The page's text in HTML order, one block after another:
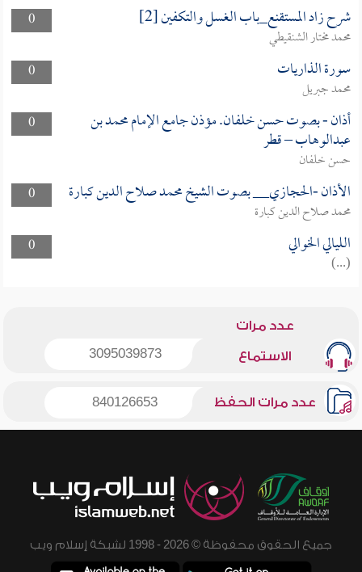
0
شرح زاد المستقنع_باب الغسل والتكفين [2]
محمد مختار الشنقيطي
0
سورة الذاريات
محمد جبريل
0
أذان - بصوت حسن خلفان. مؤذن جامع الإمام محمد بن
عبدالوهاب – قطر
حسن خلفان
0
الأذان -الحجازي__ بصوت الشيخ محمد صلاح الدين كبارة
محمد صلاح الدين كبارة
0
الليالي الخوالي
(...)
عدد مرات
الاستماع 3095039873
عدد مرات الحفظ 840126653
جميع الحقوق محفوظة © 2026 - 1998 لشبكة إسلام ويب